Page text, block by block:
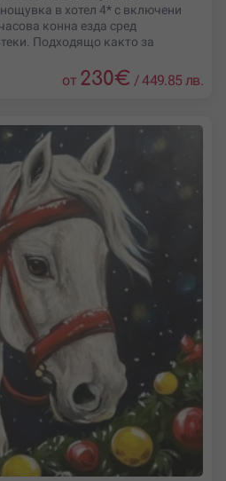
в хотел 4* с включени
конна езда сред
Подходящо както за
от 230€ /449.85 лв.